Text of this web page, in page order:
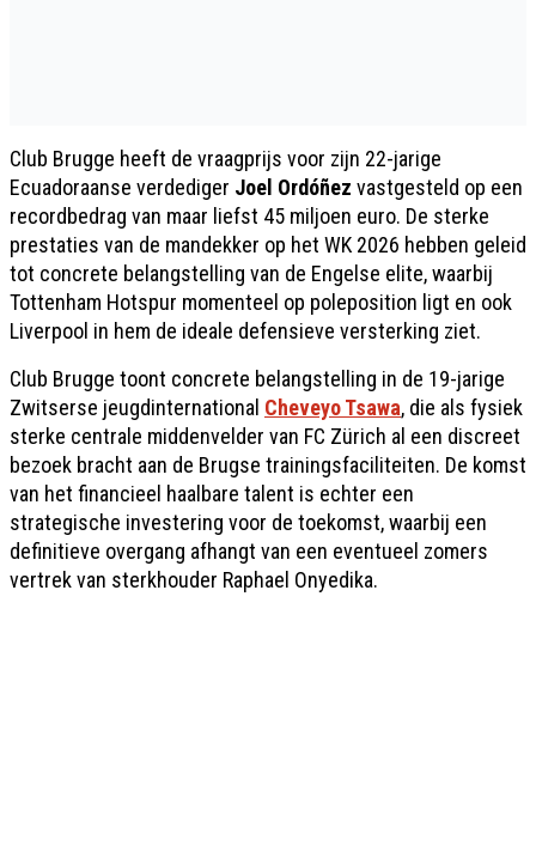
Club Brugge heeft de vraagprijs voor zijn 22-jarige
Ecuadoraanse verdediger Joel Ordóñez vastgesteld op een
recordbedrag van maar liefst 45 miljoen euro. De sterke
prestaties van de mandekker op het WK 2026 hebben geleid
tot concrete belangstelling van de Engelse elite, waarbij
Tottenham Hotspur momenteel op poleposition ligt en ook
Liverpool in hem de ideale defensieve versterking ziet.
Club Brugge toont concrete belangstelling in de 19-jarige
Zwitserse jeugdinternational Cheveyo Tsawa, die als fysiek
sterke centrale middenvelder van FC Zürich al een discreet
bezoek bracht aan de Brugse trainingsfaciliteiten. De komst
van het financieel haalbare talent is echter een
strategische investering voor de toekomst, waarbij een
definitieve overgang afhangt van een eventueel zomers
vertrek van sterkhouder Raphael Onyedika.